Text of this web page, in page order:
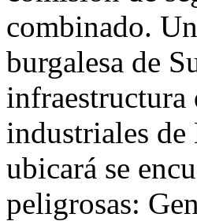
combinado.
burgalesa de
infraestructura
industriales
ubicará se
peligrosas: